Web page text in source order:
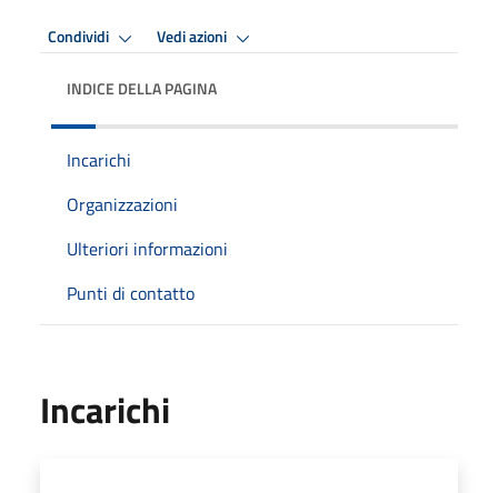
Condividi Vedi azioni
INDICE DELLA PAGINA
Incarichi
Organizzazioni
Ulteriori informazioni
Punti di contatto
Incarichi